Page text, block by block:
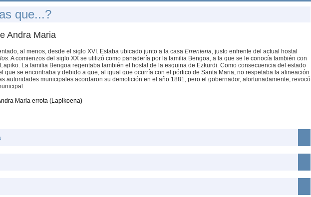
que...?
Andra Maria
al menos, desde el siglo XVI. Estaba ubicado junto a la casa Errenteria, justo enfrente del actual hostal
. A comienzos del siglo XX se utilizó como panadería por la familia Bengoa, a la que se le conocía también con
La familia Bengoa regentaba también el hostal de la esquina de Ezkurdi. Como consecuencia del estado
que se encontraba y debido a que, al igual que ocurría con el pórtico de Santa Maria, no respetaba la alineación
autoridades municipales acordaron su demolición en el año 1881, pero el gobernador, afortunadamente, revocó
Maria errota (Lapikoena)